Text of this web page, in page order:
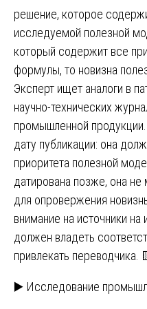
решение, которое
исследуемой полезной
который содержит все
формулы, то новизна
Эксперт ищет аналоги в
научно-технических
промышленной
дату публикации: она
приоритета полезной
датирована позже, она
для опровержения
внимание на источники
должен владеть
привлекать переводчика.
▶️ Исследование